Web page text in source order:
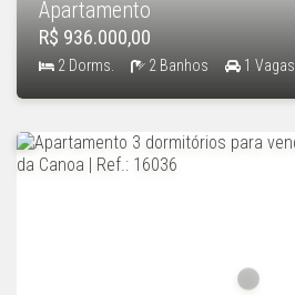
Apartamento
R$ 936.000,00
2 Dorms. 2 Banhos 1 Vagas